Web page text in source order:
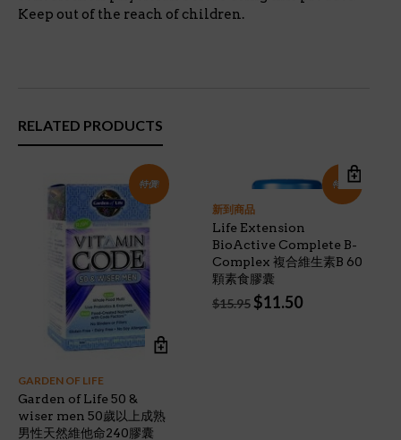
Keep out of the reach of children.
RELATED PRODUCTS
特價!
GARDEN OF LIFE
Garden of Life 50 &
wiser men 50歲以上成熟
男性天然維他命240膠囊
特價!
新到商品
Life Extension
BioActive Complete B-
Complex 複合維生素B 60
顆素食膠囊
$15.95 Original
$11.50Current